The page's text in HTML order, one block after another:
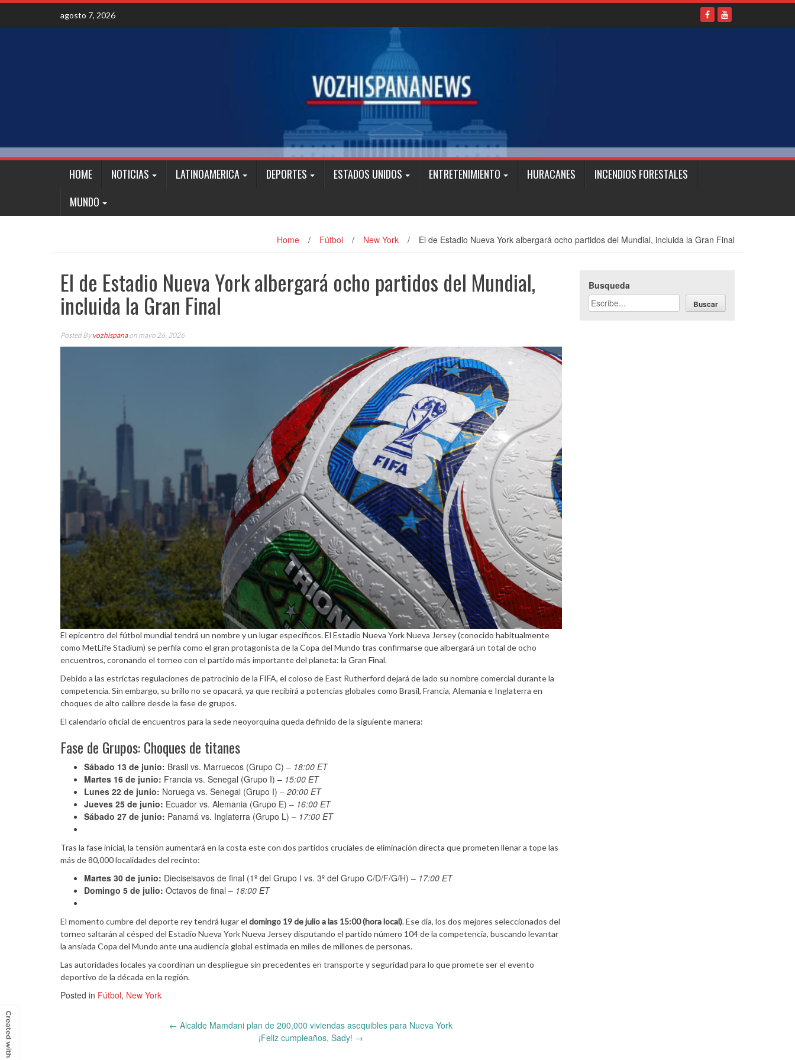
Skip
content
agosto 7, 2026
HOME NOTICIAS LATINOAMERICA DEPORTES ESTADOS UNIDOS ENTRETENIMIENTO HURACANES
INCENDIOS FORESTALES
MUNDO
Home / Fútbol / New York / El de Estadio Nueva York albergará ocho partidos del Mundial, incluida la Gran Final
El de Estadio Nueva York albergará ocho partidos del Mundial,
incluida la Gran Final
Posted Byvozhispanaon mayo 26, 2026
El epicentro del fútbol mundial tendrá un nombre y un lugar específicos. El Estadio Nueva York Nueva Jersey (conocido habitualmente
como MetLife Stadium) se perfila como el gran protagonista de la Copa del Mundo tras confirmarse que albergará un total de ocho
encuentros, coronando el torneo con el partido más importante del planeta: la Gran Final.
Debido a las estrictas regulaciones de patrocinio de la FIFA, el coloso de East Rutherford dejará de lado su nombre comercial durante la
competencia. Sin embargo, su brillo no se opacará, ya que recibirá a potencias globales como Brasil, Francia, Alemania e Inglaterra en
choques de alto calibre desde la fase de grupos.
El calendario oficial de encuentros para la sede neoyorquina queda definido de la siguiente manera:
Fase de Grupos: Choques de titanes
Sábado 13 de junio: Brasil vs. Marruecos (Grupo C) – 18:00 ET
Martes 16 de junio: Francia vs. Senegal (Grupo I) – 15:00 ET
Lunes 22 de junio: Noruega vs. Senegal (Grupo I) – 20:00 ET
Jueves 25 de junio: Ecuador vs. Alemania (Grupo E) – 16:00 ET
Sábado 27 de junio: Panamá vs. Inglaterra (Grupo L) – 17:00 ET
Tras la fase inicial, la tensión aumentará en la costa este con dos partidos cruciales de eliminación directa que prometen llenar a tope las
más de 80,000 localidades del recinto:
Martes 30 de junio: Dieciseisavos de final (1º del Grupo I vs. 3º del Grupo C/D/F/G/H) – 17:00 ET
Domingo 5 de julio: Octavos de final – 16:00 ET
El momento cumbre del deporte rey tendrá lugar el domingo 19 de julio a las 15:00 (hora local). Ese día, los dos mejores seleccionados del
torneo saltarán al césped del Estadio Nueva York Nueva Jersey disputando el partido número 104 de la competencia, buscando levantar
la ansiada Copa del Mundo ante una audiencia global estimada en miles de millones de personas.
Las autoridades locales ya coordinan un despliegue sin precedentes en transporte y seguridad para lo que promete ser el evento
deportivo de la década en la región.
Posted in Fútbol, New York
← Alcalde Mamdani plan de 200,000 viviendas asequibles para Nueva York
¡Feliz cumpleaños, Sady! →
Busqueda
Buscar